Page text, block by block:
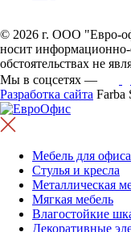
© 2026 г. ООО "Евро-
носит
обстоятельствах не
Мы в соцсетях —
Разработка сайта Farba
Мебель для офиса
Стулья и кресла
Металлическая
Мягкая мебель
Влагостойкие
Декоративные